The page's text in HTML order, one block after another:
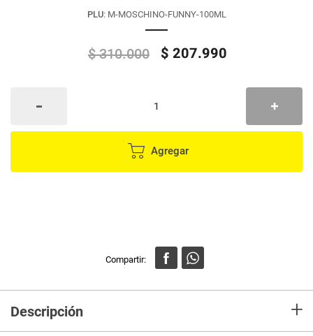
PLU: M-MOSCHINO-FUNNY-100ML
$ 310.000 $ 207.990
Agregar
Descripción +